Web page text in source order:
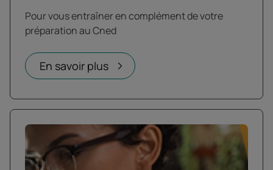
Pour vous entraîner en complément de votre
préparation au Cned
En savoir plus